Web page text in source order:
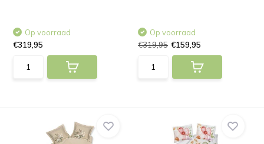
Op voorraad
€319,95
Op voorraad
€319,95 €159,95